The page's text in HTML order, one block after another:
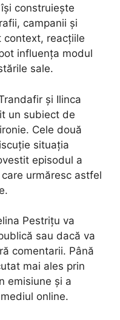
construiește
campanii și
context, reacțiile
influența modul
sale.
și Ilinca
un subiect de
Cele două
situația
episodul a
urmăresc astfel
Pestrițu va
sau dacă va
comentarii. Până
mai ales prin
emisiune și a
online.